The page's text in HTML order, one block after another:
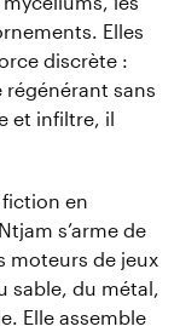
Elles
discrète :
régénérant sans
et infiltre, il
fiction en
s’arme de
moteurs de jeux
sable, du métal,
Elle assemble